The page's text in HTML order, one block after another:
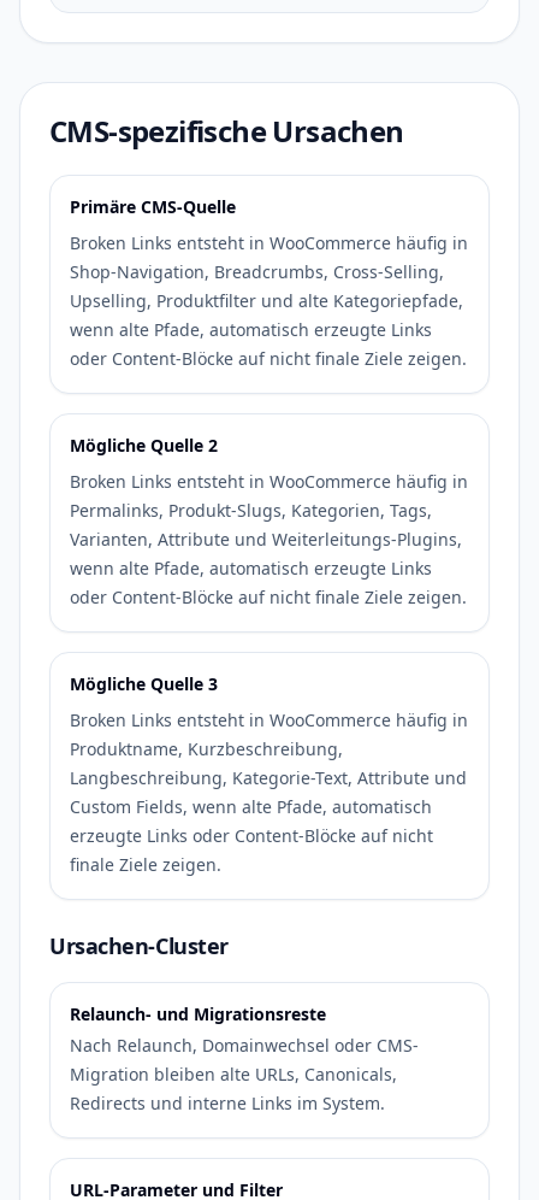
CMS-spezifische Ursachen
Primäre CMS-Quelle
Broken Links entsteht in WooCommerce häufig in
Shop-Navigation, Breadcrumbs, Cross-Selling,
Upselling, Produktfilter und alte Kategoriepfade,
wenn alte Pfade, automatisch erzeugte Links
oder Content-Blöcke auf nicht finale Ziele zeigen.
Mögliche Quelle 2
Broken Links entsteht in WooCommerce häufig in
Permalinks, Produkt-Slugs, Kategorien, Tags,
Varianten, Attribute und Weiterleitungs-Plugins,
wenn alte Pfade, automatisch erzeugte Links
oder Content-Blöcke auf nicht finale Ziele zeigen.
Mögliche Quelle 3
Broken Links entsteht in WooCommerce häufig in
Produktname, Kurzbeschreibung,
Langbeschreibung, Kategorie-Text, Attribute und
Custom Fields, wenn alte Pfade, automatisch
erzeugte Links oder Content-Blöcke auf nicht
finale Ziele zeigen.
Ursachen-Cluster
Relaunch- und Migrationsreste
Nach Relaunch, Domainwechsel oder CMS-
Migration bleiben alte URLs, Canonicals,
Redirects und interne Links im System.
URL-Parameter und Filter